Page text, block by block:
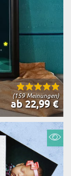
(159 Meinungen)
ab 22,99 €